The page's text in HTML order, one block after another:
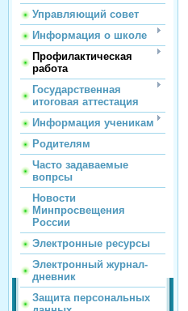
Управляющий совет
Информация о школе
Профилактическая
работа
Государственная
итоговая аттестация
Информация ученикам
Родителям
Часто задаваемые
вопрсы
Новости
Минпросвещения
России
Электронные ресурсы
Электронный журнал-
дневник
Защита персональных